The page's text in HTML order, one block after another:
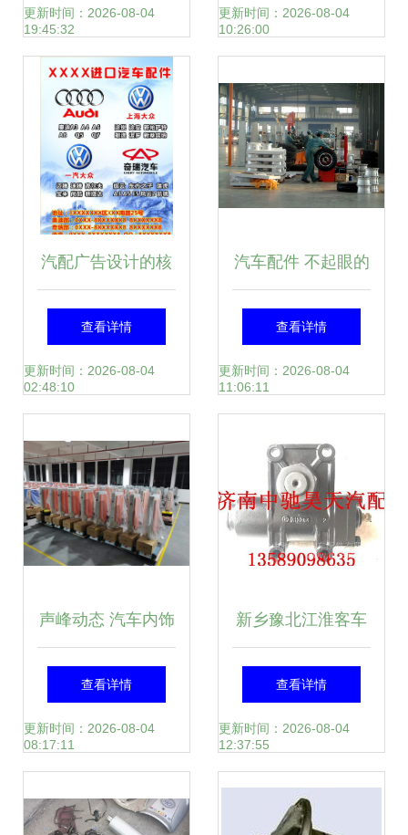
——以汽车内饰件
为例
更新时间：2026-08-04
19:45:32
更新时间：2026-08-04
10:26:00
汽配广告设计的核
心要素与素材应用
指南
查看详情
更新时间：2026-08-04
02:48:10
汽车配件 不起眼的
小零件，却承载着
大安全
查看详情
更新时间：2026-08-04
11:06:11
声峰动态 汽车内饰
件领域的创新与突
破
查看详情
更新时间：2026-08-04
08:17:11
新乡豫北江淮客车
转向器总成 品质与
性能的完美结合
查看详情
更新时间：2026-08-04
12:37:55